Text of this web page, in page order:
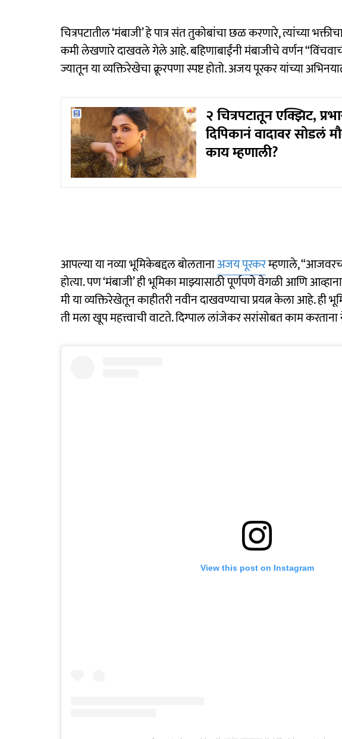
चित्रपटातील ‘मंबाजी’ हे पात्र संत तुकोबांचा छळ करणारे, त्यांच्या
कमी लेखणारे दाखवले गेले आहे. बहिणाबाईंनी मंबाजीचे वर्णन
ज्यातून या व्यक्तिरेखेचा क्रूरपणा स्पष्ट होतो. अजय पूरकर यांच्या
२ चित्रपटातून एक्झिट,
दिपिकानं वादावर सोडलं
काय म्हणाली?
आपल्या या नव्या भूमिकेबद्दल बोलतानाअजय पूरकरम्हणाले,
होत्या. पण ‘मंबाजी’ ही भूमिका माझ्यासाठी पूर्णपणे वेगळी आणि
मी या व्यक्तिरेखेतून काहीतरी नवीन दाखवण्याचा प्रयत्न केला आहे.
ती मला खूप महत्त्वाची वाटते. दिग्पाल लांजेकर सरांसोबत काम
View this post on Instagram